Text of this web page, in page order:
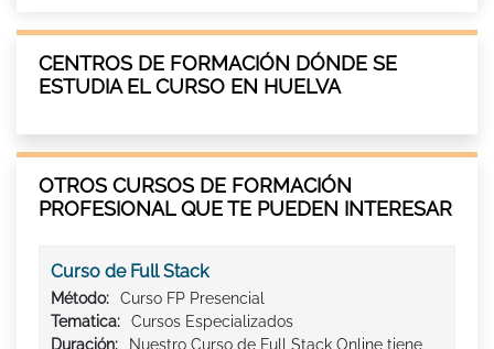
CENTROS DE FORMACIÓN DÓNDE SE
ESTUDIA EL CURSO EN HUELVA
OTROS CURSOS DE FORMACIÓN
PROFESIONAL QUE TE PUEDEN INTERESAR
Curso de Full Stack
Método:
Curso FP Presencial
Tematica:
Cursos Especializados
Duración:
Nuestro Curso de Full Stack Online tiene